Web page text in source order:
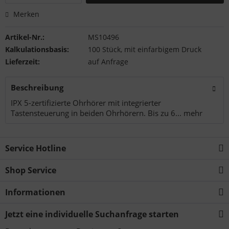
Merken
Artikel-Nr.:
MS10496
Kalkulationsbasis:
100 Stück, mit einfarbigem Druck
Lieferzeit:
auf Anfrage
Beschreibung
IPX 5-zertifizierte Ohrhörer mit integrierter
Tastensteuerung in beiden Ohrhörern. Bis zu 6... mehr
Service Hotline
Shop Service
Informationen
Jetzt eine individuelle Suchanfrage starten